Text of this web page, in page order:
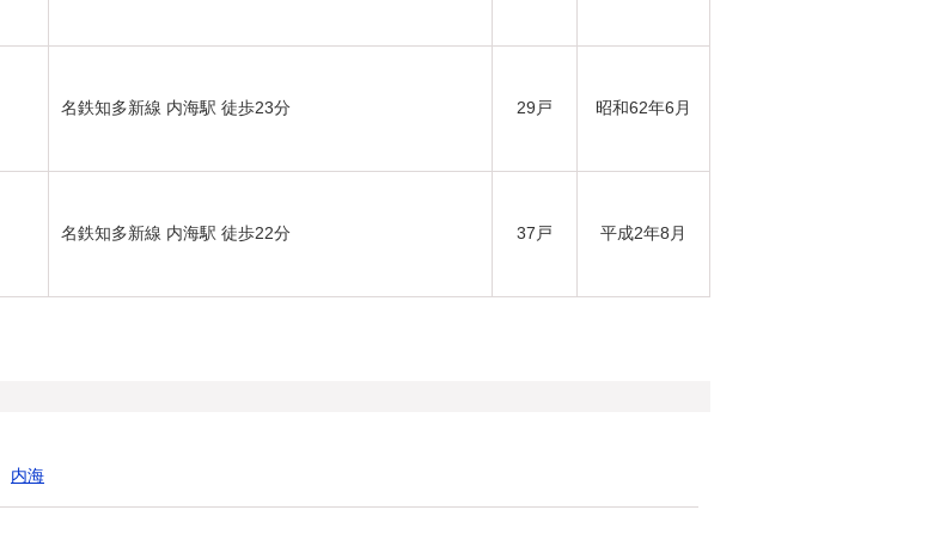
名鉄知多新線 内海駅 徒歩23分 29戸 昭和62年6月
名鉄知多新線 内海駅 徒歩22分 37戸 平成2年8月
内海